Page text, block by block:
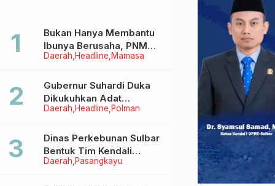
Daerah Headline Mamasa
Bukan Hanya Membantu
Ibunya Berusaha, PNM
Juga Menjaga Mimpi
Menggapai Cita-Cita
Daerah Headline Polman
Gubernur Suhardi Duka
Dikukuhkan Adat
Balanipa, Raih Gelar Sulo
Daerah Pasangkayu
Dinas Perkebunan Sulbar
Bentuk Tim Kendali
Internal ICS untuk Dukung